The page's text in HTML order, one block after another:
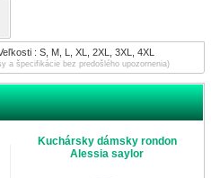
: S, M, L, XL, 2XL, 3XL, 4XL
a špecifikácie bez predošlého upozornenia)
Kuchársky dámsky rondon
Alessia saylor